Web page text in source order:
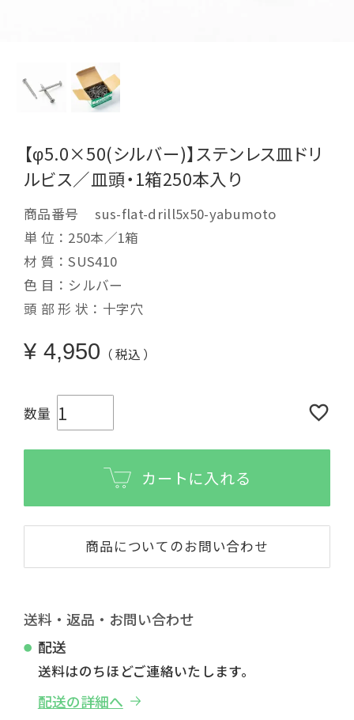
【φ5.0×50(シルバー)】ステンレス皿ドリ
ルビス／皿頭・1箱250本入り
商品番号
sus-flat-drill5x50-yabumoto
単 位：250本／1箱
材 質：SUS410
色 目：シルバー
頭 部 形 状：十字穴
¥ 4,950 税込
カートに入れる
商品についてのお問い合わせ
送料・返品・お問い合わせ
配送
送料はのちほどご連絡いたします。
配送の詳細へ